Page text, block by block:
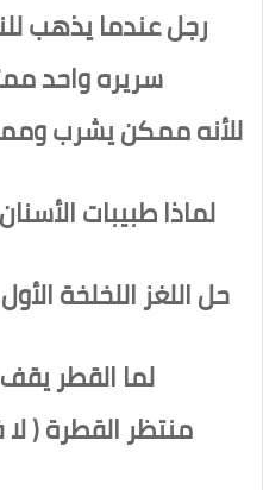
رجل عندما يذهب
سريره واحد
للأنه ممكن يشرب
لماذا طبيبات
حل اللغز اللخلخة
لما القطر
منتظر القطرة (